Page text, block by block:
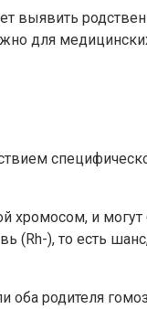
выявить
для
хромосом, и
(Rh-), то есть
оба родителя